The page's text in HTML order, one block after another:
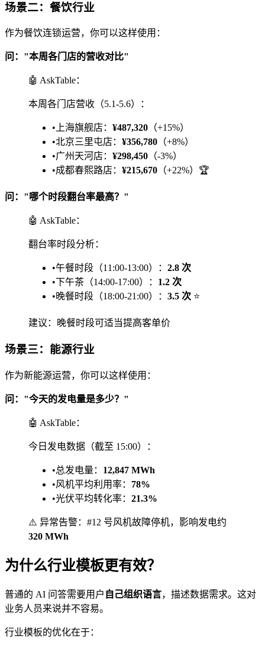
场景二：餐饮行业
作为餐饮连锁运营，你可以这样使用：
问："本周各门店的营收对比"
🤖 AskTable：
本周各门店营收（5.1-5.6）：
• 上海旗舰店： ¥487,320 （+15%）
•北京三里屯店： ¥356,780 （+8%）
•广州天河店： ¥298,450 （-3%）
•成都春熙路店： ¥215,670 （+22%）🏆
问："哪个时段翻台率最高？"
🤖 AskTable：
翻台率时段分析：
•午餐时段（11:00-13:00）： 2.8 次
•下午茶（14:00-17:00）： 1.2 次
•晚餐时段（18:00-21:00）： 3.5 次 ⭐
建议：晚餐时段可适当提高客单价
场景三：能源行业
作为新能源运营，你可以这样使用：
问："今天的发电量是多少？"
🤖 AskTable：
今日发电数据（截至 15:00）：
•总发电量： 12,847 MWh
•风机平均利用率： 78%
•光伏平均转化率： 21.3%
⚠️ 异常告警：#12 号风机故障停机，影响发电约
320 MWh
为什么行业模板更有效？
普通的 AI 问答需要用户 自己组织语言，描述数据需求。这对
业务人员来说并不容易。
行业模板的优化在于：